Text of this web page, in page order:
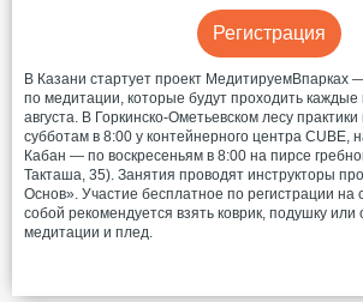
Регистрация
В Казани стартует проект МедитируемВпарках
по медитации, которые будут проходить
августа. В Горкинско-Ометьевском лесу
субботам в 8:00 у контейнерного центра CUBE,
Кабан — по воскресеньям в 8:00 на пирсе
Такташа, 35). Занятия проводят инструкторы
Основ». Участие бесплатное по регистрации на
собой рекомендуется взять коврик, подушку или
медитации и плед.